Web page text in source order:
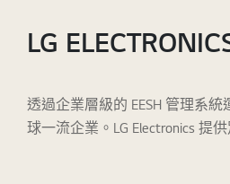
LG
透過企業層級的 EESH 管理系
球一流企業。LG Electronics 提